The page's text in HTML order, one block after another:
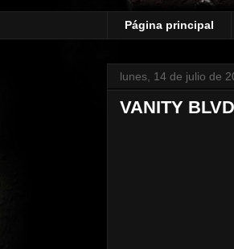
Página principal
lunes, 14 de julio de
VANITY